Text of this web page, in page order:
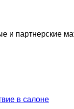
и партнерские
в салоне